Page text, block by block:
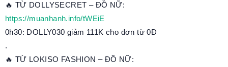
🔥 TỪ DOLLYSECRET – ĐỒ NỮ:
https://muanhanh.info/tWEiE
0h30: DOLLY030 giảm 111K cho đơn từ 0Đ
.
🔥 TỪ LOKISO FASHION – ĐỒ NỮ: